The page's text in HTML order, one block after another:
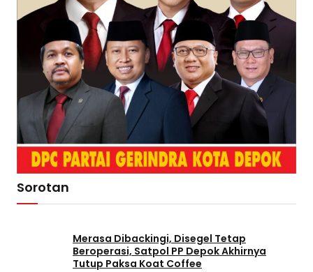
Sorotan
Merasa Dibackingi, Disegel Tetap
Beroperasi, Satpol PP Depok Akhirnya
Tutup Paksa Koat Coffee